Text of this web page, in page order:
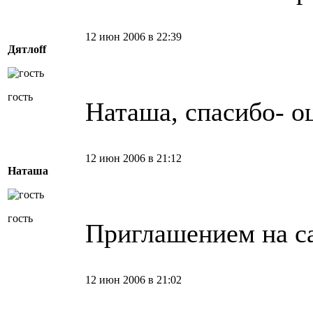
Дятлоff
гость
12 июн 2006 в 22:39
Наташа, спасибо-
Наташа
гость
12 июн 2006 в 21:12
Приглашением на
12 июн 2006 в 21:02